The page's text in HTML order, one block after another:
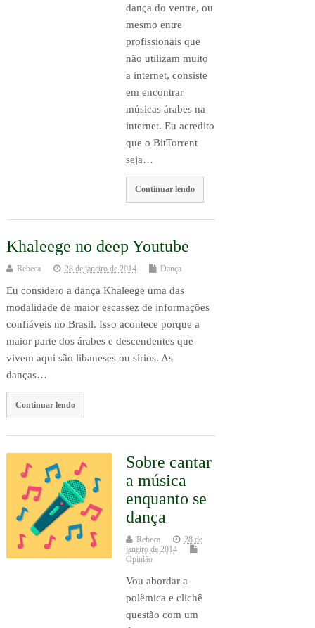
dança do ventre, ou
mesmo entre
profissionais que
não utilizam muito
a internet, consiste
em encontrar
músicas árabes na
internet. Eu acredito
que o BitTorrent
seja…
Continuar lendo
Khaleege no deep Youtube
Rebeca 28 de janeiro de 2014 Dança
Eu considero a dança Khaleege uma das
modalidade de maior escassez de informações
confiáveis no Brasil. Isso acontece porque a
maior parte dos árabes e descendentes que
vivem aqui são libaneses ou sírios. As
danças…
Continuar lendo
Sobre cantar
a música
enquanto se
dança
Rebeca
28 de
janeiro de 2014
Opinião
Vou abordar a
polêmica e clichê
questão com um